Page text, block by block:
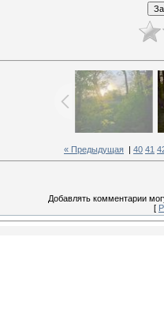
« Предыдущая | 40 41
Добавлять комментарии
[